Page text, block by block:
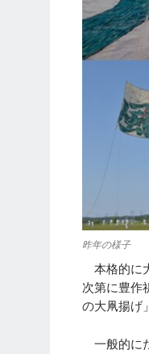
昨年の様子
本格的に
次第に豊作
の大凧揚げ
一般的に